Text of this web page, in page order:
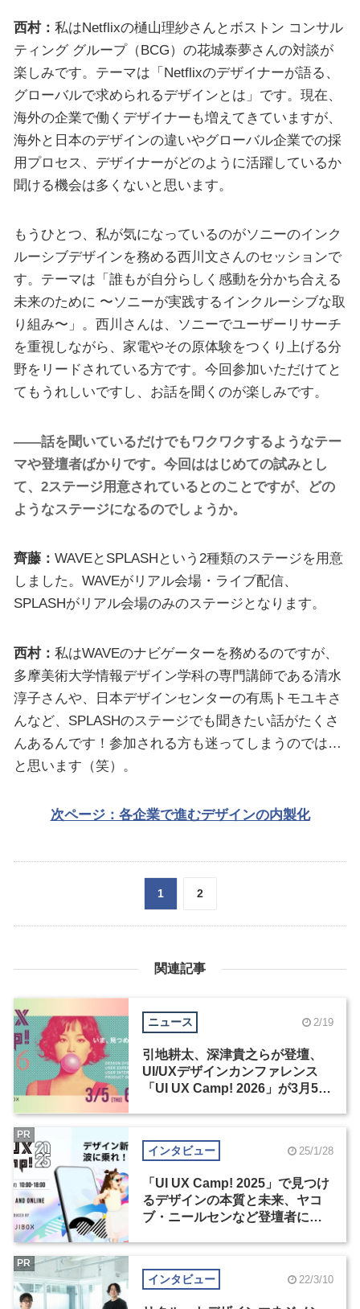
西村： 私はNetflixの樋山理紗さんとボストン コンサル
ティング グループ（BCG）の花城泰夢さんの対談が
楽しみです。テーマは「Netflixのデザイナーが語る、
グローバルで求められるデザインとは」です。現在、
海外の企業で働くデザイナーも増えてきていますが、
海外と日本のデザインの違いやグローバル企業での採
用プロセス、デザイナーがどのように活躍しているか
聞ける機会は多くないと思います。
もうひとつ、私が気になっているのがソニーのインク
ルーシブデザインを務める西川文さんのセッションで
す。テーマは「誰もが自分らしく感動を分かち合える
未来のために 〜ソニーが実践するインクルーシブな取
り組み〜」。西川さんは、ソニーでユーザーリサーチ
を重視しながら、家電やその原体験をつくり上げる分
野をリードされている方です。今回参加いただけてと
てもうれしいですし、お話を聞くのが楽しみです。
――話を聞いているだけでもワクワクするようなテー
マや登壇者ばかりです。今回ははじめての試みとし
て、2ステージ用意されているとのことですが、どの
ようなステージになるのでしょうか。
齊藤： WAVEとSPLASHという2種類のステージを用意
しました。WAVEがリアル会場・ライブ配信、
SPLASHがリアル会場のみのステージとなります。
西村： 私はWAVEのナビゲーターを務めるのですが、
多摩美術大学情報デザイン学科の専門講師である清水
淳子さんや、日本デザインセンターの有馬トモユキさ
んなど、SPLASHのステージでも聞きたい話がたくさ
んあるんです！参加される方も迷ってしまうのでは…
と思います（笑）。
次ページ：各企業で進むデザインの内製化
1 2
関連記事
ニュース 2/19
引地耕太、深津貴之らが登壇、
UI/UXデザインカンファレンス
「UI UX Camp! 2026」が3月5･6
インタビュー 25/1/28
「UI UX Camp! 2025」で見つけ
るデザインの本質と未来、ヤコ
ブ・ニールセンなど登壇者にも
PR
インタビュー 22/3/10
PR